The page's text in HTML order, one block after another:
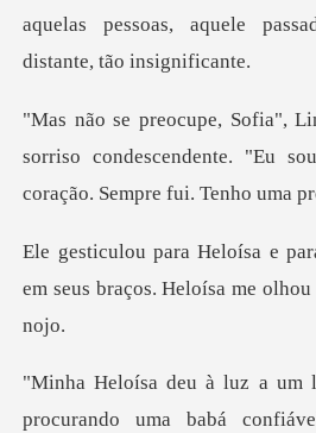
aquelas pessoas, aquele
sorriso condescendente. "Eu
em seus braços. Helo
ma babá